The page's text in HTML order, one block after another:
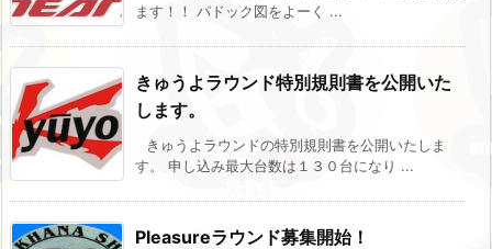
ます！！ パドック図をよーく ...
きゅうよラウンド特別規則書を公開いた
します。
きゅうよラウンドの特別規則書を公開いたしま
す。 申し込み最大台数は１３０台になり ...
Pleasureラウンド募集開始！